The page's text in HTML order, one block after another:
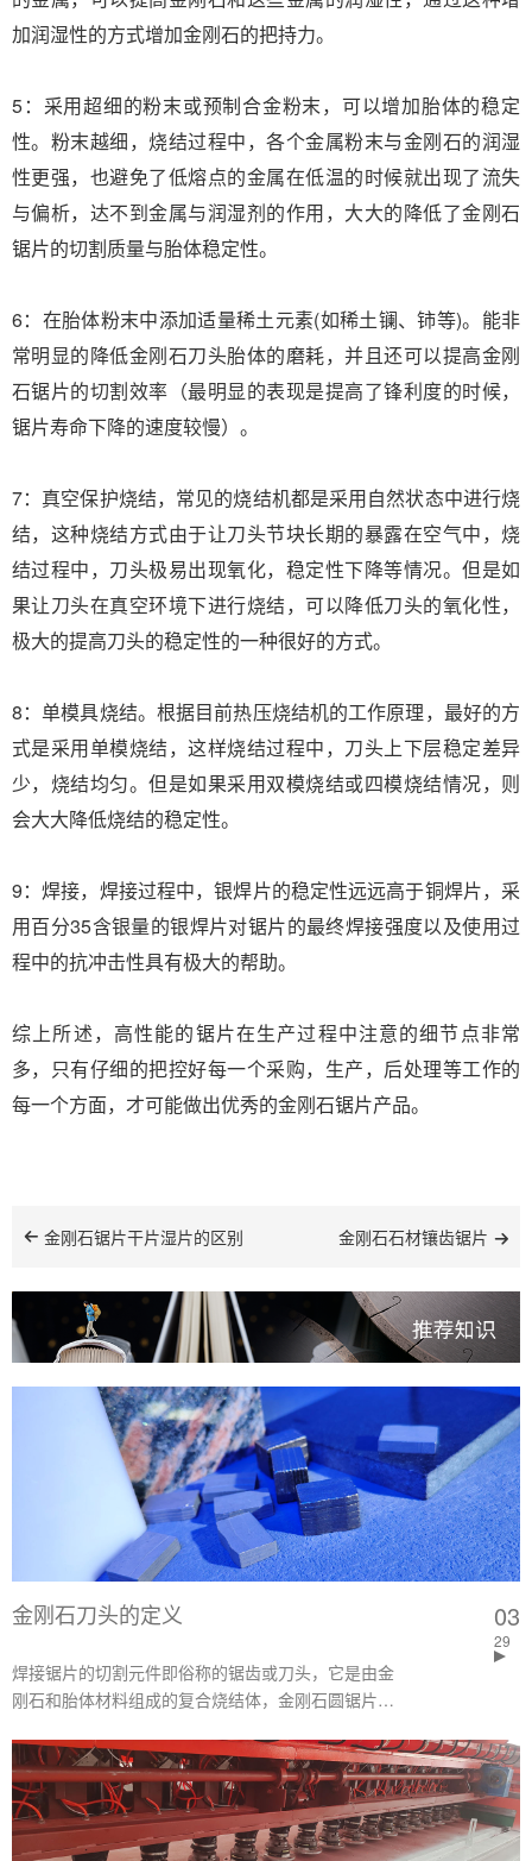
加润湿性的方式增加金刚石的把持力。
5：采用超细的粉末或预制合金粉末，可以增加胎体的稳定
性。粉末越细，烧结过程中，各个金属粉末与金刚石的润湿
性更强，也避免了低熔点的金属在低温的时候就出现了流失
与偏析，达不到金属与润湿剂的作用，大大的降低了金刚石
锯片的切割质量与胎体稳定性。
6：在胎体粉末中添加适量稀土元素(如稀土镧、铈等)。能非
常明显的降低金刚石刀头胎体的磨耗，并且还可以提高金刚
石锯片的切割效率（最明显的表现是提高了锋利度的时候，
锯片寿命下降的速度较慢）。
7：真空保护烧结，常见的烧结机都是采用自然状态中进行烧
结，这种烧结方式由于让刀头节块长期的暴露在空气中，烧
结过程中，刀头极易出现氧化，稳定性下降等情况。但是如
果让刀头在真空环境下进行烧结，可以降低刀头的氧化性，
极大的提高刀头的稳定性的一种很好的方式。
8：单模具烧结。根据目前热压烧结机的工作原理，最好的方
式是采用单模烧结，这样烧结过程中，刀头上下层稳定差异
少，烧结均匀。但是如果采用双模烧结或四模烧结情况，则
会大大降低烧结的稳定性。
9：焊接，焊接过程中，银焊片的稳定性远远高于铜焊片，采
用百分35含银量的银焊片对锯片的最终焊接强度以及使用过
程中的抗冲击性具有极大的帮助。
综上所述，高性能的锯片在生产过程中注意的细节点非常
多，只有仔细的把控好每一个采购，生产，后处理等工作的
每一个方面，才可能做出优秀的金刚石锯片产品。
金刚石锯片干片湿片的区别 金刚石石材镶齿锯片
金刚石刀头的定义
焊接锯片的切割元件即俗称的锯齿或刀头，它是由金
刚石和胎体材料组成的复合烧结体，金刚石圆锯片是
03
29